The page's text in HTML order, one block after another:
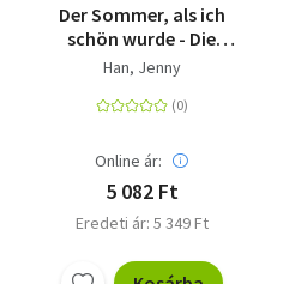
Der Sommer, als ich
schön wurde - Die
deutsche Ausgabe des
Summer I Turned
Han, Jenny
Online ár:
5 082 Ft
Eredeti ár: 5 349 Ft